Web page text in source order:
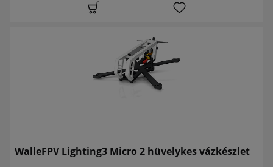
WalleFPV Lighting3 Micro 2 hüvelykes vázkészlet